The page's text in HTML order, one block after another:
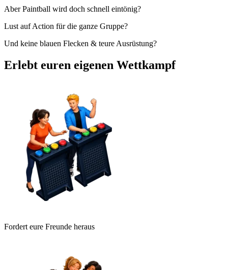
Aber Paintball wird doch schnell eintönig?
Lust auf Action für die ganze Gruppe?
Und keine blauen Flecken & teure Ausrüstung?
Erlebt euren eigenen Wettkampf
Fordert eure Freunde heraus